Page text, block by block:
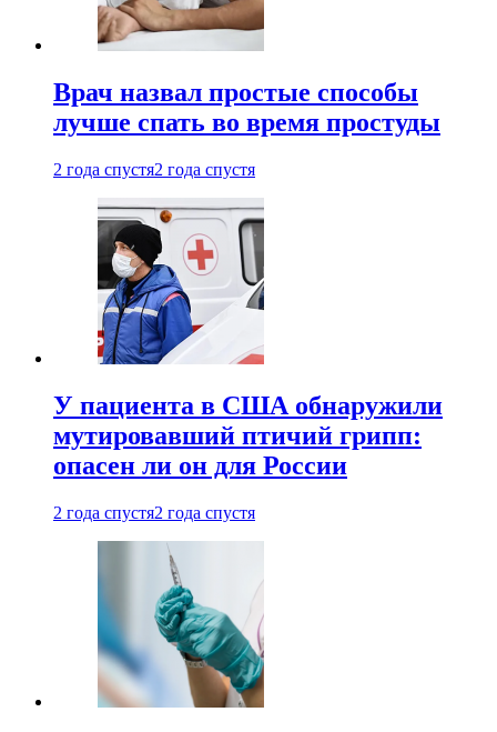
Врач назвал простые способы
лучше спать во время простуды
2 года спустя2 года спустя
У пациента в США обнаружили
мутировавший птичий грипп:
опасен ли он для России
2 года спустя2 года спустя